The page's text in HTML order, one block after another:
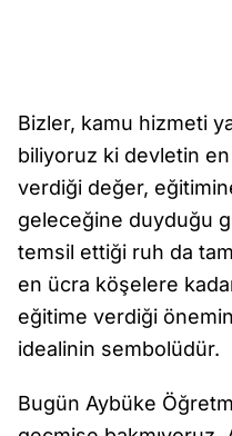
Bizler, kamu hizmeti
biliyoruz ki devletin
verdiği değer,
geleceğine duyduğu
temsil ettiği ruh da
en ücra köşelere
eğitime verdiği
idealinin sembolüdür.
Bugün Aybüke